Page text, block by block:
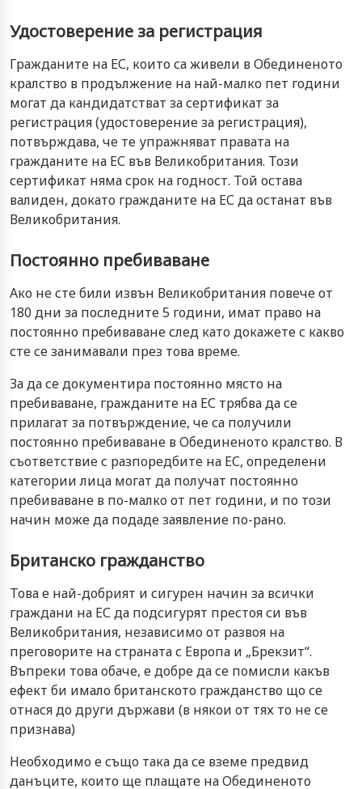
Удостоверение за регистрация
Гражданите на ЕС, които са живели в Обединеното
кралство в продължение на най-малко пет години
могат да кандидатстват за сертификат за
регистрация (удостоверение за регистрация),
потвърждава, че те упражняват правата на
гражданите на ЕС във Великобритания. Този
сертификат няма срок на годност. Той остава
валиден, докато гражданите на ЕС да останат във
Великобритания.
Постоянно пребиваване
Ако не сте били извън Великобритания повече от
180 дни за последните 5 години, имат право на
постоянно пребиваване след като докажете с какво
сте се занимавали през това време.
За да се документира постоянно място на
пребиваване, гражданите на ЕС трябва да се
прилагат за потвърждение, че са получили
постоянно пребиваване в Обединеното кралство. В
съответствие с разпоредбите на ЕС, определени
категории лица могат да получат постоянно
пребиваване в по-малко от пет години, и по този
начин може да подаде заявление по-рано.
Британско гражданство
Това е най-добрият и сигурен начин за всички
граждани на ЕС да подсигурят престоя си във
Великобритания, независимо от развоя на
преговорите на страната с Европа и „Брекзит“.
Въпреки това обаче, е добре да се помисли какъв
ефект би имало британското гражданство що се
отнася до други държави (в някои от тях то не се
признава)
Необходимо е също така да се вземе предвид
данъците, които ще плащате на Обединеното